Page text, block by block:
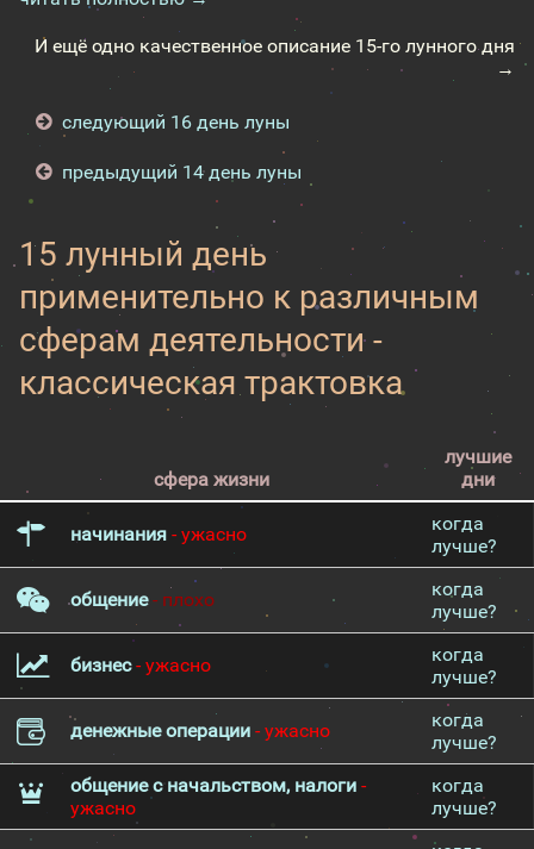
И ещё одно качественное описание 15-го лунного дня
→
следующий 16 день луны
предыдущий 14 день луны
15 лунный день
применительно к различным
сферам деятельности -
классическая трактовка
сфера жизни
лучшие
дни
начинания - ужасно
когда
лучше?
общение- плохо
когда
лучше?
бизнес- ужасно
когда
лучше?
денежные операции - ужасно
когда
лучше?
общение с начальством, налоги -
ужасно
когда
лучше?